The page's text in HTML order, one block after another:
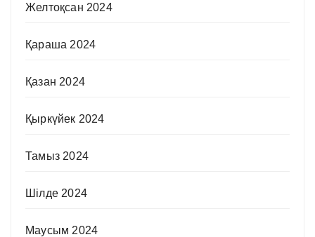
Желтоқсан 2024
Қараша 2024
Қазан 2024
Қыркүйек 2024
Тамыз 2024
Шілде 2024
Маусым 2024